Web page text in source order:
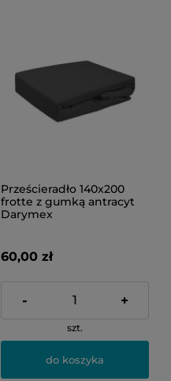
Prześcieradło 140x200
frotte z gumką antracyt
Darymex
60,00 zł
- +
szt.
do koszyka